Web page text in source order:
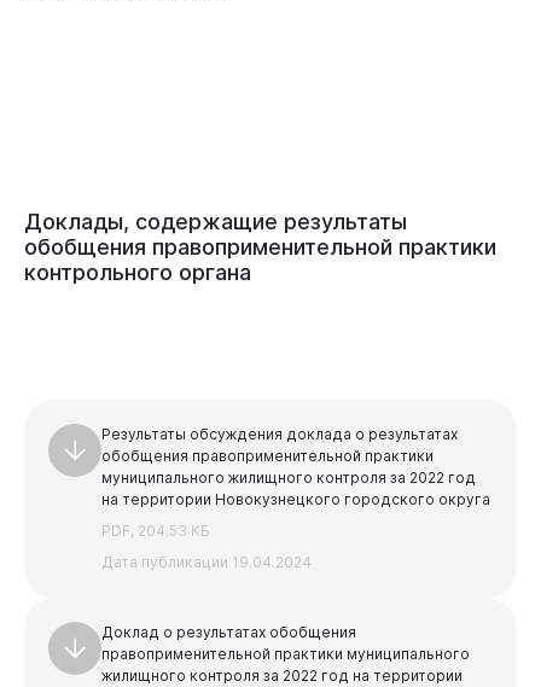
Доклады, содержащие результаты
обобщения правоприменительной практики
контрольного органа
Результаты обсуждения доклада о результатах
обобщения правоприменительной практики
муниципального жилищного контроля за 2022 год
на территории Новокузнецкого городского округа
PDF, 204.53 КБ
Дата публикации 19.04.2024
Доклад о результатах обобщения
правоприменительной практики муниципального
жилищного контроля за 2022 год на территории